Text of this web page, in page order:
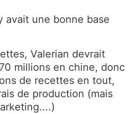
avait une bonne base
Valerian devrait
millions en chine, donc
de recettes en tout,
de production (mais